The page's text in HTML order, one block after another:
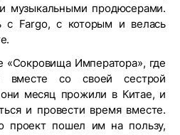
музыкальными продюсерами.
с Fargo, с которым и велась
«Сокровища Императора», где
вместе со своей сестрой
месяц прожили в Китае, и
и провести время вместе.
проект пошел им на пользу,